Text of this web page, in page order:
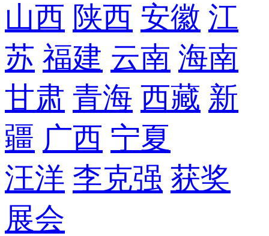
山西 陕西 安徽 江
苏 福建 云南 海南
甘肃 青海 西藏 新
疆 广西 宁夏
汪洋 李克强 获奖
展会